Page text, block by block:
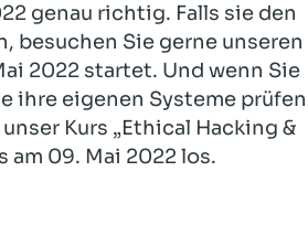
genau richtig. Falls sie den
besuchen Sie gerne unseren
2022 startet. Und wenn Sie
ihre eigenen Systeme prüfen
Kurs „Ethical Hacking &
am 09. Mai 2022 los.